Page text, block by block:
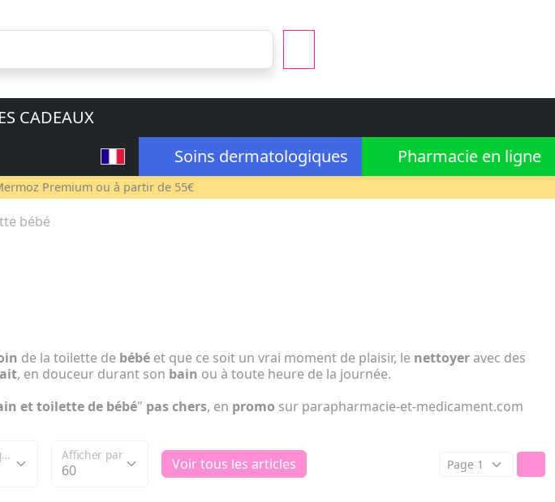
CADEAUX
Soins dermatologiques
Pharmacie en ligne
Premium ou à partir de 55€
bébé
de la toilette de bébé et que ce soit un vrai moment de plaisir, le nettoyer avec des
, en douceur durant son bain ou à toute heure de la journée.
et toilette de bébé" pas chers, en promo sur parapharmacie-et-medicament.com
Affiner par marque Afficher par
Voir tous les articles